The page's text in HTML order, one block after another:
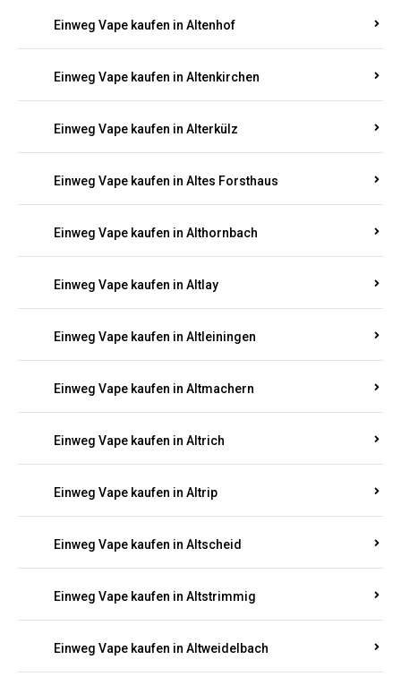
Einweg Vape kaufen in Altenhof
Einweg Vape kaufen in Altenkirchen
Einweg Vape kaufen in Alterkülz
Einweg Vape kaufen in Altes Forsthaus
Einweg Vape kaufen in Althornbach
Einweg Vape kaufen in Altlay
Einweg Vape kaufen in Altleiningen
Einweg Vape kaufen in Altmachern
Einweg Vape kaufen in Altrich
Einweg Vape kaufen in Altrip
Einweg Vape kaufen in Altscheid
Einweg Vape kaufen in Altstrimmig
Einweg Vape kaufen in Altweidelbach